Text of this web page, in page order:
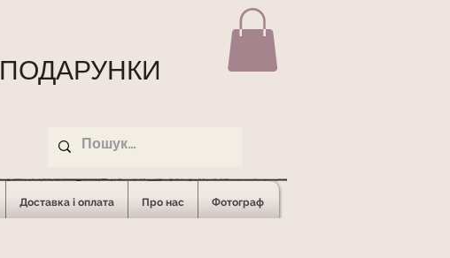
ПОДАРУНКИ
Доставка і оплата Про нас Фотограф